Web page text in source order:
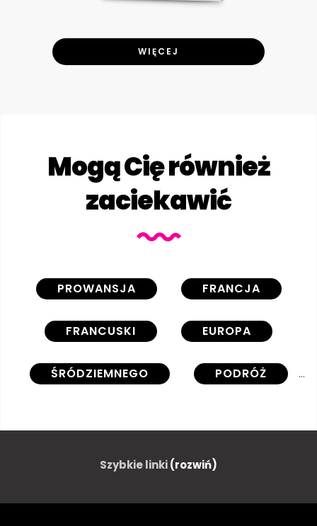
WIĘCEJ
Mogą Cię również
zaciekawić
PROWANSJA FRANCJA
FRANCUSKI EUROPA
ŚRÓDZIEMNEGO PODRÓŻ
PROWANSALSKI WAKACJE
OSTRA JAZDA GOL
Szybkie linki(rozwiń)